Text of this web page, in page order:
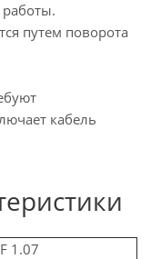
путем поворота
кабель
1.07